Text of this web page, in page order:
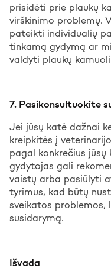
prisidėti prie plaukų
virškinimo problemų.
pateikti individualių
tinkamą gydymą ar
valdyti plaukų
7. Pasikonsultuokite
Jei jūsų katė dažnai
kreipkitės į
pagal konkrečius
gydytojas gali
vaistų arba pasiūlyti
tyrimus, kad būtų
sveikatos problemos,
susidarymą.
Išvada